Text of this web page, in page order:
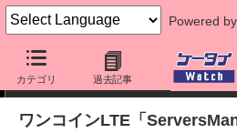
Powered by
カテゴリ 過去記事
ニュース
ワンコインLTE「